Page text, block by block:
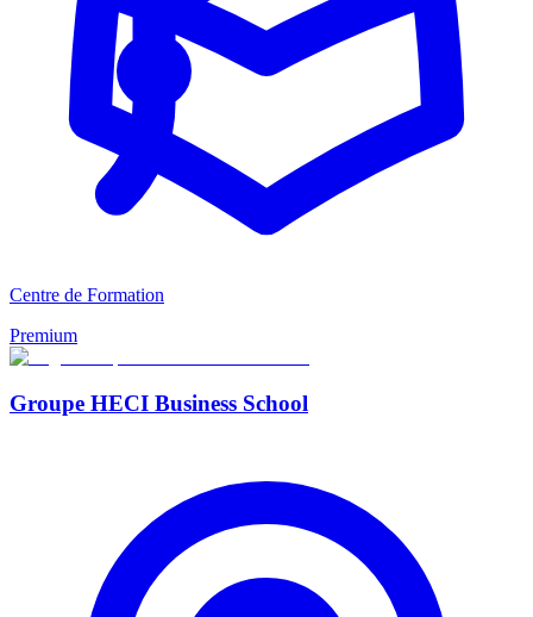
Centre de Formation
Premium
Groupe HECI Business School